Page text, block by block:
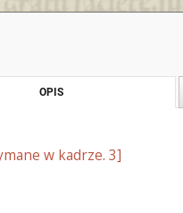
OPIS
w kadrze. 3]